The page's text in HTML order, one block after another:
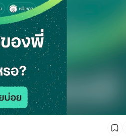
กาลดนตรี สุดยิ่งใหญ่ จัดทั่วประเทศ 2022-
2023